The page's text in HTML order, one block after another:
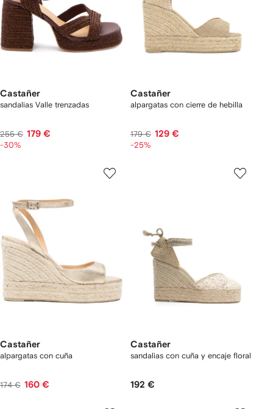
Castañer
sandalias Valle trenzadas
255 € 179 €
-30%
Castañer
alpargatas con cierre de hebilla
179 € 129 €
-25%
Castañer
alpargatas con cuña
174 € 160 €
Castañer
sandalias con cuña y encaje floral
192 €